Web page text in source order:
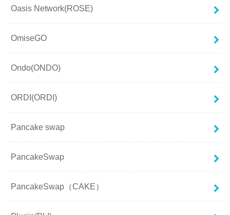
Oasis Network(ROSE)
OmiseGO
Ondo(ONDO)
ORDI(ORDI)
Pancake swap
PancakeSwap
PancakeSwap（CAKE）